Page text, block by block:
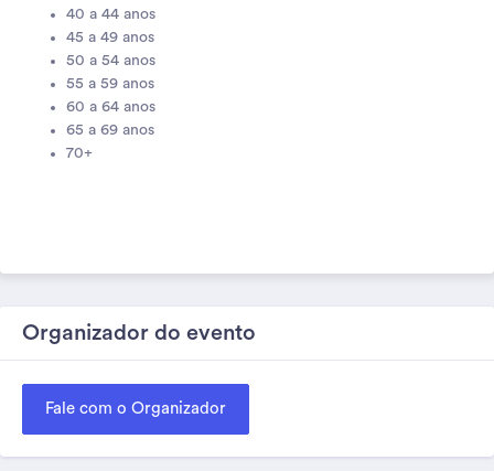
40 a 44 anos
45 a 49 anos
50 a 54 anos
55 a 59 anos
60 a 64 anos
65 a 69 anos
70+
Organizador do evento
Fale com o Organizador